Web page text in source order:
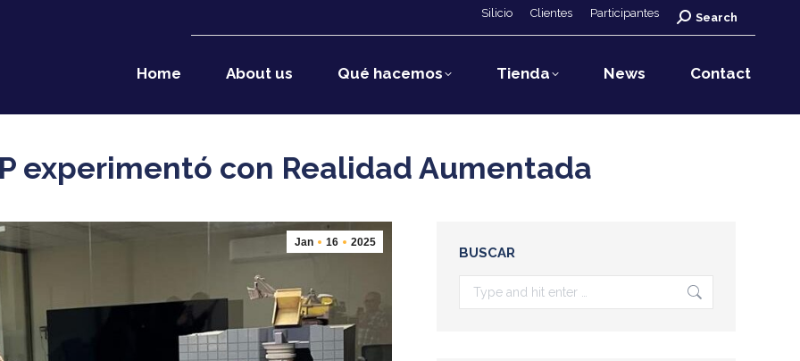
Silicio Clientes Participantes Search:
Search
Home About us Qué hacemos Tienda News Contact
experimentó con Realidad Aumentada
Jan 16 2025
BUSCAR
Search: